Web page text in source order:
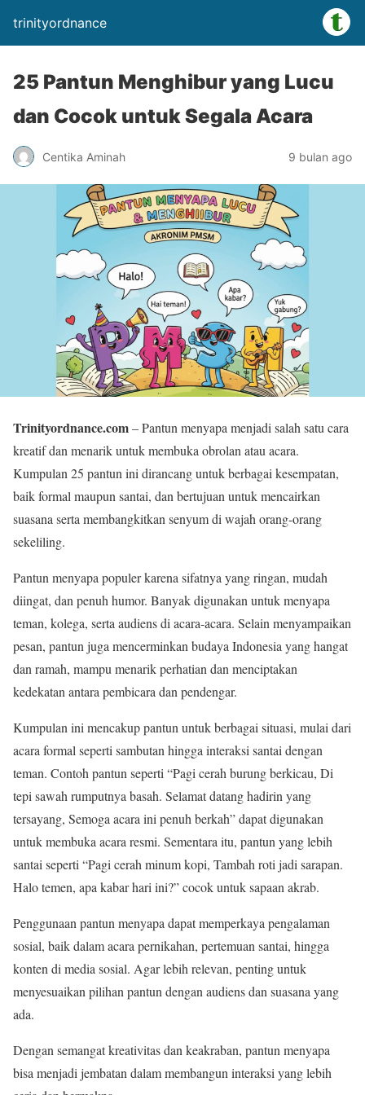
trinityordnance
25 Pantun Menghibur yang Lucu
dan Cocok untuk Segala Acara
Centika Aminah 9 bulan ago
Trinityordnance.com– Pantun menyapa menjadi salah satu cara
kreatif dan menarik untuk membuka obrolan atau acara.
Kumpulan 25 pantun ini dirancang untuk berbagai kesempatan,
baik formal maupun santai, dan bertujuan untuk mencairkan
suasana serta membangkitkan senyum di wajah orang-orang
sekeliling.
Pantun menyapa populer karena sifatnya yang ringan, mudah
diingat, dan penuh humor. Banyak digunakan untuk menyapa
teman, kolega, serta audiens di acara-acara. Selain menyampaikan
pesan, pantun juga mencerminkan budaya Indonesia yang hangat
dan ramah, mampu menarik perhatian dan menciptakan
kedekatan antara pembicara dan pendengar.
Kumpulan ini mencakup pantun untuk berbagai situasi, mulai dari
acara formal seperti sambutan hingga interaksi santai dengan
teman. Contoh pantun seperti “Pagi cerah burung berkicau, Di
tepi sawah rumputnya basah. Selamat datang hadirin yang
tersayang, Semoga acara ini penuh berkah” dapat digunakan
untuk membuka acara resmi. Sementara itu, pantun yang lebih
santai seperti “Pagi cerah minum kopi, Tambah roti jadi sarapan.
Halo temen, apa kabar hari ini?” cocok untuk sapaan akrab.
Penggunaan pantun menyapa dapat memperkaya pengalaman
sosial, baik dalam acara pernikahan, pertemuan santai, hingga
konten di media sosial. Agar lebih relevan, penting untuk
menyesuaikan pilihan pantun dengan audiens dan suasana yang
ada.
Dengan semangat kreativitas dan keakraban, pantun menyapa
bisa menjadi jembatan dalam membangun interaksi yang lebih